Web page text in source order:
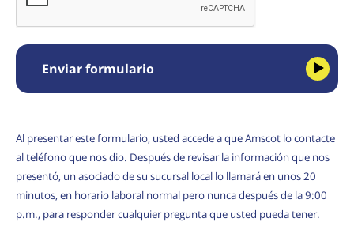
Enviar formulario
Al presentar este formulario, usted accede a que Amscot lo contacte
al teléfono que nos dio. Después de revisar la información que nos
presentó, un asociado de su sucursal local lo llamará en unos 20
minutos, en horario laboral normal pero nunca después de la 9:00
p.m., para responder cualquier pregunta que usted pueda tener.